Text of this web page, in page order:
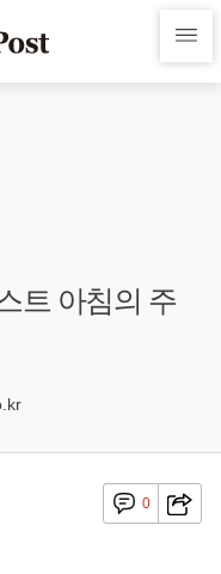
트 아침의 주
0